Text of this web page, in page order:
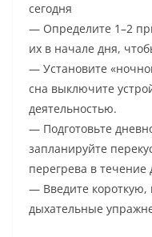
сегодня
— Определите 1–2
их в начале дня,
— Установите
сна выключите
деятельностью.
— Подготовьте
запланируйте
перегрева в течение
— Введите короткую,
дыхательные